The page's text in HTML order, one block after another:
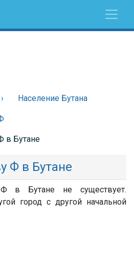
Население Бутана
в Бутане
Ф в Бутане
в Бутане не существует.
город с другой начальной